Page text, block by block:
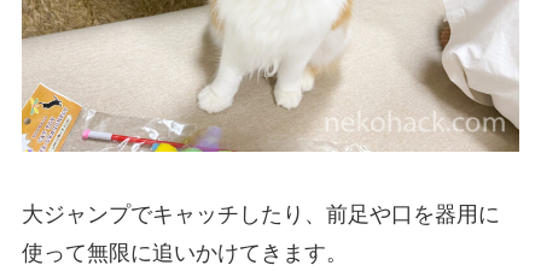
大ジャンプでキャッチしたり、前足や口を器用に
使って無限に追いかけてきます。